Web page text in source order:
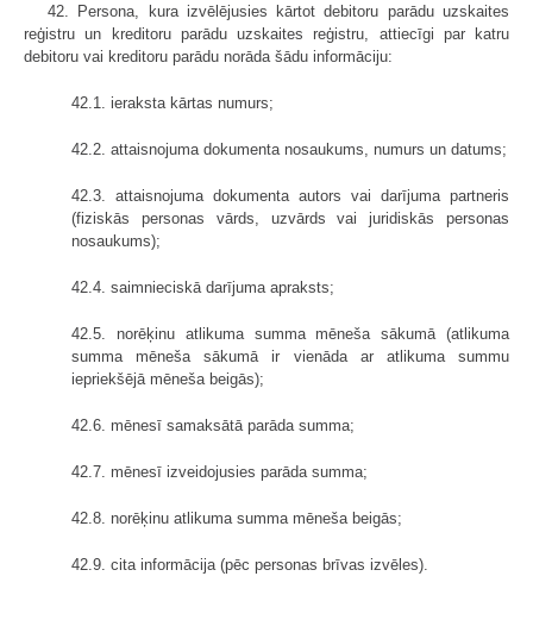
42. Persona, kura izvēlējusies kārtot debitoru parādu uzskaites
reģistru un kreditoru parādu uzskaites reģistru, attiecīgi par katru
debitoru vai kreditoru parādu norāda šādu informāciju:
42.1. ieraksta kārtas numurs;
42.2. attaisnojuma dokumenta nosaukums, numurs un datums;
42.3. attaisnojuma dokumenta autors vai darījuma partneris
(fiziskās personas vārds, uzvārds vai juridiskās personas
nosaukums);
42.4. saimnieciskā darījuma apraksts;
42.5. norēķinu atlikuma summa mēneša sākumā (atlikuma
summa mēneša sākumā ir vienāda ar atlikuma summu
iepriekšējā mēneša beigās);
42.6. mēnesī samaksātā parāda summa;
42.7. mēnesī izveidojusies parāda summa;
42.8. norēķinu atlikuma summa mēneša beigās;
42.9. cita informācija (pēc personas brīvas izvēles).